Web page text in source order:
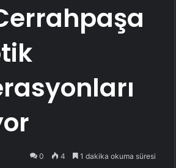
0 4 1 dakika okuma süresi